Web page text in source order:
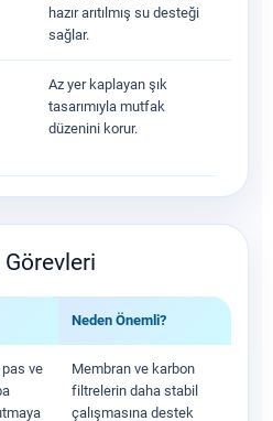
hazır arıtılmış su desteği
sağlar.
Az yer kaplayan şık
tasarımıyla mutfak
düzenini korur.
Görevleri
Neden Önemli?
ve
Membran ve karbon
filtrelerin daha stabil
çalışmasına destek